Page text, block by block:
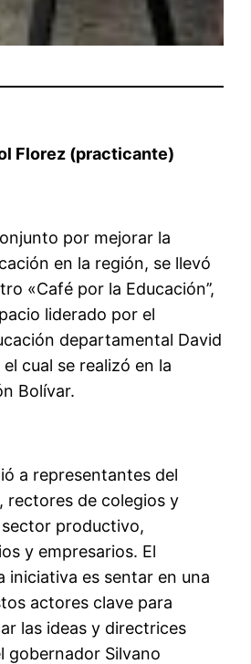
Florez (practicante)
por mejorar la
en la región, se llevó
«Café por la Educación’’,
liderado por el
departamental David
cual se realizó en la
Bolívar.
a representantes del
rectores de colegios y
productivo,
y empresarios. El
iniciativa es sentar en una
actores clave para
las ideas y directrices
gobernador Silvano